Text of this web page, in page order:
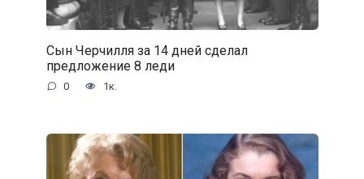
Сын Черчилля за 14 дней сделал
предложение 8 леди
0 1к.